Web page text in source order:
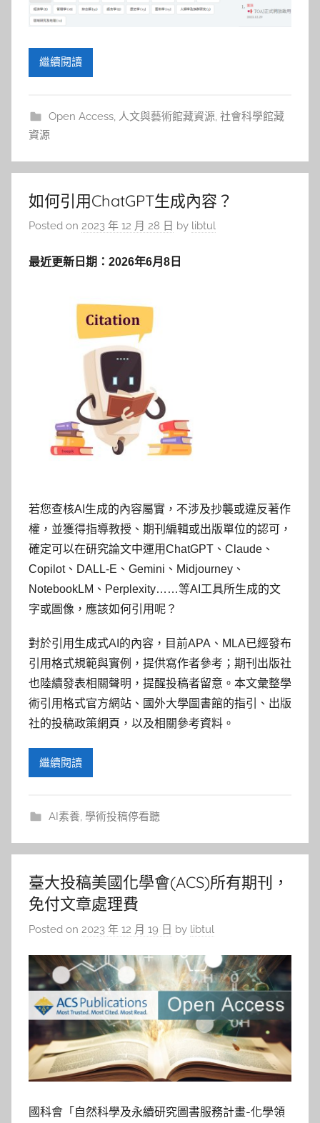
繼續閱讀
Open Access, 人文與藝術館藏資源, 社會科學館藏
資源
如何引用ChatGPT生成內容？
Posted on 2023 年 12 月 28 日 by libtul
最近更新日期：2026年6月8日
若您查核AI生成的內容屬實，不涉及抄襲或違反著作
權，並獲得指導教授、期刊編輯或出版單位的認可，
確定可以在研究論文中運用ChatGPT、Claude、
Copilot、DALL-E、Gemini、Midjourney、
NotebookLM、Perplexity……等AI工具所生成的文
字或圖像，應該如何引用呢？
對於引用生成式AI的內容，目前APA、MLA已經發布
引用格式規範與實例，提供寫作者參考；期刊出版社
也陸續發表相關聲明，提醒投稿者留意。本文彙整學
術引用格式官方網站、國外大學圖書館的指引、出版
社的投稿政策網頁，以及相關參考資料。
繼續閱讀
AI素養, 學術投稿停看聽
臺大投稿美國化學會(ACS)所有期刊，
免付文章處理費
Posted on 2023 年 12 月 19 日 by libtul
國科會「自然科學及永續研究圖書服務計畫-化學領